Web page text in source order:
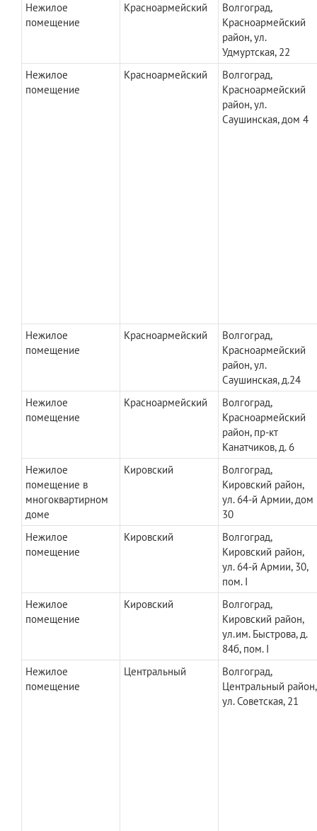
Нежилое
помещение
Красноармейский
Волгоград,
Красноармейский
район, ул.
Удмуртская, 22
Нежилое
помещение
Красноармейский
Волгоград,
Красноармейский
район, ул.
Саушинская, дом 4
Нежилое
помещение
Красноармейский
Волгоград,
Красноармейский
район, ул.
Саушинская, д.24
Нежилое
помещение
Красноармейский
Волгоград,
Красноармейский
район, пр-кт
Канатчиков, д. 6
Нежилое
помещение в
многоквартирном
доме
Кировский
Волгоград,
Кировский район,
ул. 64-й Армии, дом
30
Нежилое
помещение
Кировский
Волгоград,
Кировский район,
ул. 64-й Армии, 30,
пом. I
Нежилое
помещение
Кировский
Волгоград,
Кировский район,
ул.им. Быстрова, д.
84б, пом. I
Нежилое
помещение
Центральный
Волгоград,
Центральный район,
ул. Советская, 21